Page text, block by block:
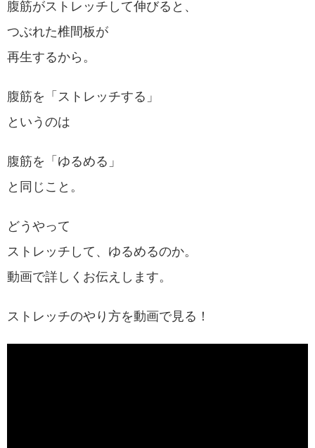
腹筋がストレッチして伸びると、
つぶれた椎間板が
再生するから。
腹筋を「ストレッチする」
というのは
腹筋を「ゆるめる」
と同じこと。
どうやって
ストレッチして、ゆるめるのか。
動画で詳しくお伝えします。
ストレッチのやり方を動画で見る！